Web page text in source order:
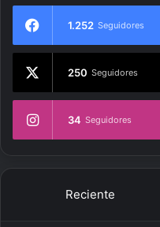
1.252 Seguidores
250 Seguidores
34 Seguidores
Reciente